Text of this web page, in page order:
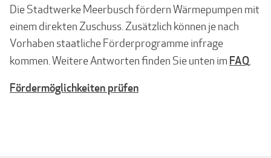
Die Stadtwerke Meerbusch fördern Wärmepumpen mit
einem direkten Zuschuss. Zusätzlich können je nach
Vorhaben staatliche Förderprogramme infrage
kommen. Weitere Antworten finden Sie unten im FAQ.
Fördermöglichkeiten prüfen